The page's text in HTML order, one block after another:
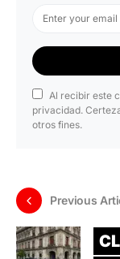
Al recibir este
privacidad.
otros fines.
Previous